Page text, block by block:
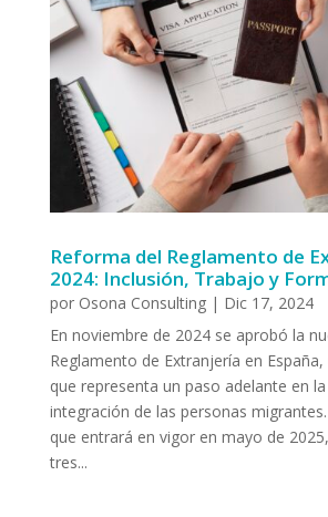
Reforma del Reglamento de
2024: Inclusión, Trabajo y
por Osona Consulting| Dic 17, 2024
En noviembre de 2024 se aprobó la
Reglamento de Extranjería en
que representa un paso adelante en
integración de las personas
que entrará en vigor en mayo de
tres...